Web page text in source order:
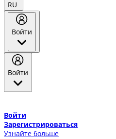
RU
Войти
Войти
Войти
Зарегистрироваться
Узнайте больше